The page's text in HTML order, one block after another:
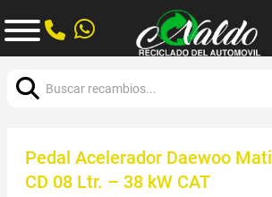
Pedal Acelerador Daewoo
CD 08 Ltr. – 38 kW CAT